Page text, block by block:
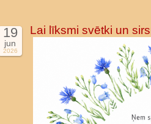
19
jun
2026
Lai līksmi svētki un